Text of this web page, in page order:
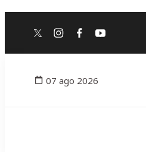
twitterinstagram
facebook
youtube
07 ago 2026